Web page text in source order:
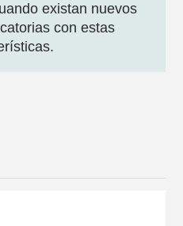
existan nuevos
con estas